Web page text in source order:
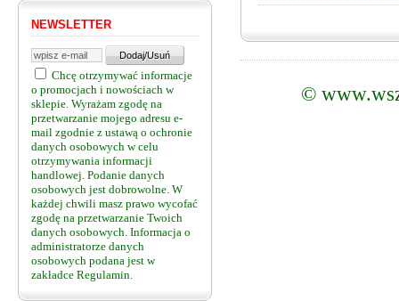
NEWSLETTER
Chcę otrzymywać informacje
o promocjach i nowościach w
sklepie. Wyrażam zgodę na
przetwarzanie mojego adresu e-
mail zgodnie z ustawą o ochronie
danych osobowych w celu
otrzymywania informacji
handlowej. Podanie danych
osobowych jest dobrowolne. W
każdej chwili masz prawo wycofać
zgodę na przetwarzanie Twoich
danych osobowych. Informacja o
administratorze danych
osobowych podana jest w
zakładce Regulamin.
©